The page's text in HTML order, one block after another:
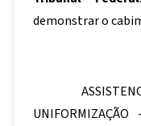
demonstrar o
UNIFORMIZAÇÃO